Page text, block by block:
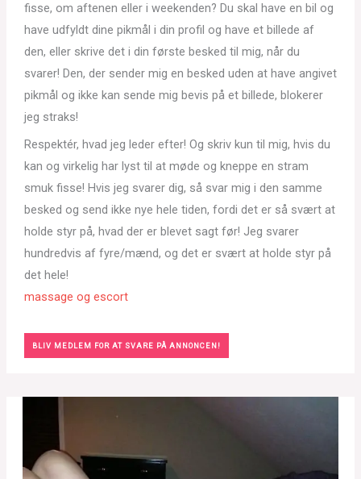
fisse, om aftenen eller i weekenden? Du skal have en bil og
have udfyldt dine pikmål i din profil og have et billede af
den, eller skrive det i din første besked til mig, når du
svarer! Den, der sender mig en besked uden at have angivet
pikmål og ikke kan sende mig bevis på et billede, blokerer
jeg straks!
Respektér, hvad jeg leder efter! Og skriv kun til mig, hvis du
kan og virkelig har lyst til at møde og kneppe en stram
smuk fisse! Hvis jeg svarer dig, så svar mig i den samme
besked og send ikke nye hele tiden, fordi det er så svært at
holde styr på, hvad der er blevet sagt før! Jeg svarer
hundredvis af fyre/mænd, og det er svært at holde styr på
det hele!
massage og escort
BLIV MEDLEM FOR AT SVARE PÅ ANNONCEN!